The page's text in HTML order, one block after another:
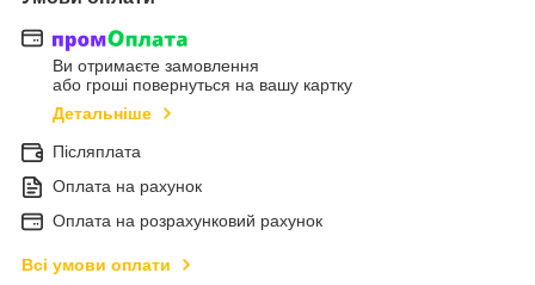
Ви отримаєте замовлення
або гроші повернуться на вашу картку
Детальніше
Післяплата
Оплата на рахунок
Оплата на розрахунковий рахунок
Всі умови оплати